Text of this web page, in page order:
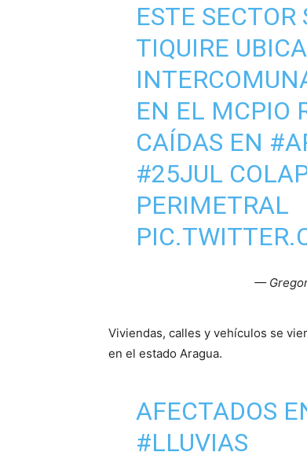
ESTE
TIQUIRE
EN EL MCPIO
CAÍDAS EN
#25JUL
PERIMETRAL
—
Viviendas, calles y vehículos se
en el estado Aragua.
AFECTADOS
#LLUVIAS